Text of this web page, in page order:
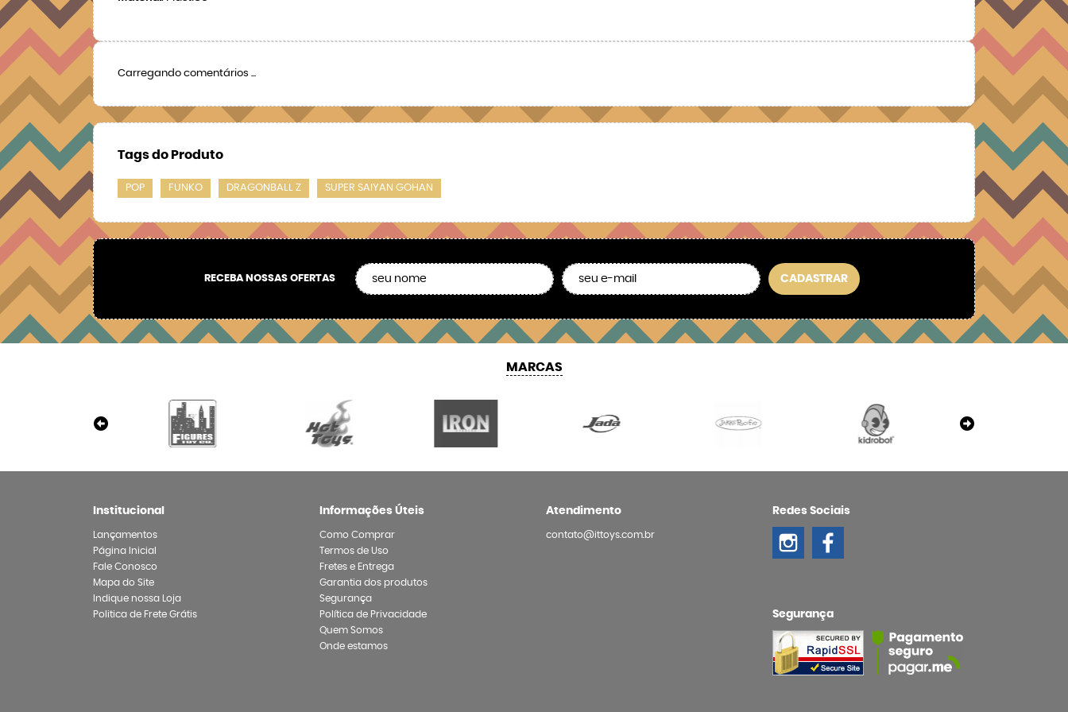
Carregando comentários ...
Tags do Produto
POP FUNKO DRAGONBALL Z SUPER SAIYAN GOHAN
RECEBA NOSSAS OFERTAS CADASTRAR
MARCAS
Institucional
Lançamentos
Página Inicial
Fale Conosco
Mapa do Site
Indique nossa Loja
Politica de Frete Grátis
Informações Úteis
Como Comprar
Termos de Uso
Fretes e Entrega
Garantia dos produtos
Segurança
Política de Privacidade
Quem Somos
Onde estamos
Atendimento
contato@ittoys.com.br
Redes Sociais
Segurança